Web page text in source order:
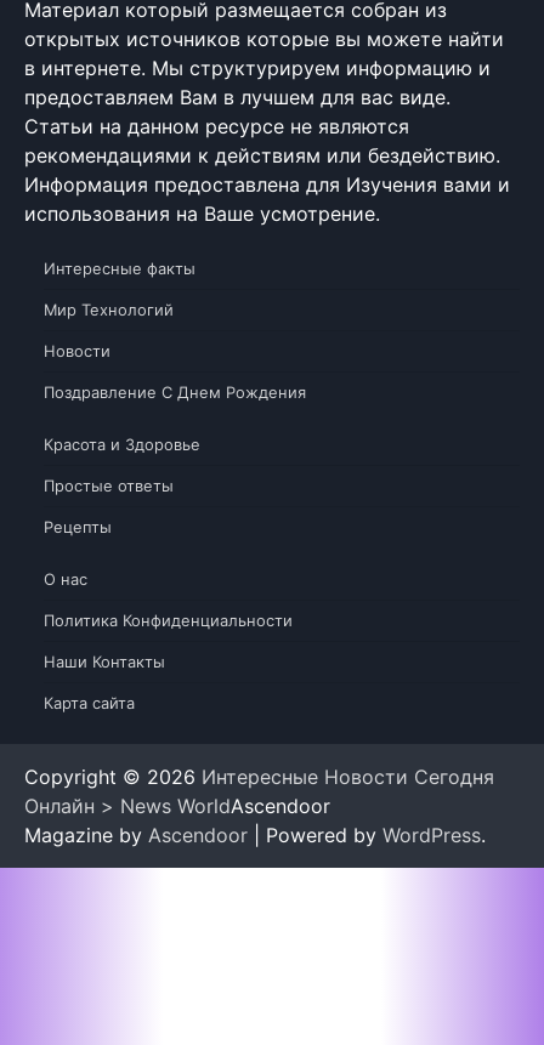
Материал который размещается собран из
открытых источников которые вы можете найти
в интернете. Мы структурируем информацию и
предоставляем Вам в лучшем для вас виде.
Статьи на данном ресурсе не являются
рекомендациями к действиям или бездействию.
Информация предоставлена для Изучения вами и
использования на Ваше усмотрение.
Интересные факты
Мир Технологий
Новости
Поздравление С Днем Рождения
Красота и Здоровье
Простые ответы
Рецепты
О нас
Политика Конфиденциальности
Наши Контакты
Карта сайта
Copyright © 2026 Интересные Новости Сегодня
Онлайн > News WorldAscendoor
Magazine by Ascendoor | Powered by WordPress.